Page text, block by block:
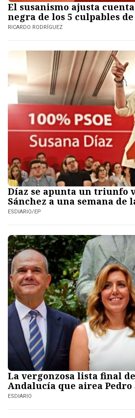
El susanismo ajusta
negra de los 5 culpables
RICARDO RODRÍGUEZ
Díaz se apunta un triunfo
Sánchez a una semana de
ESDIARIO/EP
La vergonzosa lista final
Andalucía que airea Pedro
ESDIARIO